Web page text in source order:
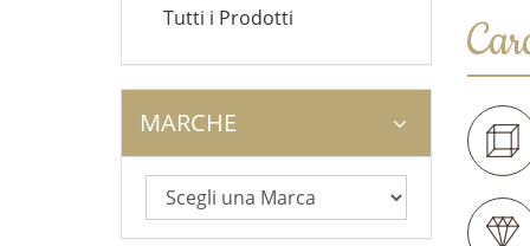
Tutti i Prodotti
MARCHE